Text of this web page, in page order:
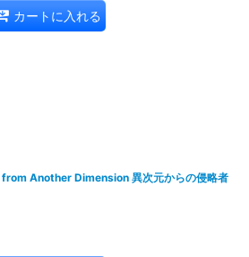
カートに入れる
Another Dimension 異次元からの侵略者